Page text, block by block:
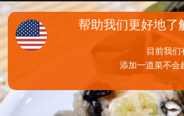
帮助我们更好地了
目前我们
添加一道菜不会